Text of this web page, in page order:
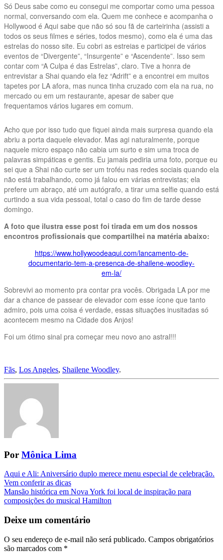
Só Deus sabe como eu consegui me comportar como uma pessoa
normal, conversando com ela. Quem me conhece e acompanha o
Hollywood é Aqui sabe que não só sou fã de carteirinha (assisti a
todos os seus filmes e séries, todos mesmo), como ela é uma das
estrelas do nosso site. Eu cobri as estreias e participei de vários
eventos de “Divergente”, “Insurgente” e “Ascendente”. Isso sem
contar com “A Culpa é das Estrelas”, claro. Tive a honra de
entrevistar a Shai quando ela fez “Adrift” e a encontrei em muitos
tapetes por LA afora, mas nunca tinha cruzado com ela na rua, no
mercado ou em um restaurante, apesar de saber que
frequentamos vários lugares em comum.
Acho que por isso tudo que fiquei ainda mais surpresa quando ela
abriu a porta daquele elevador. Mas agi naturalmente, porque
naquele micro espaço não cabia um surto e sim uma troca de
palavras simpáticas e gentis. Eu jamais pediria uma foto, porque eu
sei que a Shai não curte ser um troféu nas redes sociais quando ela
não está trabalhando, como já falou em várias entrevistas; ela
prefere um abraço, até um autógrafo, a tirar uma selfie quando está
curtindo a sua vida pessoal, total o caso do fim de tarde desse
domingo.
A foto que ilustra esse post foi tirada em um dos nossos
encontros profissionais que compartilhei na matéria abaixo:
https://www.hollywoodeaqui.com/lancamento-de-
documentario-tem-a-presenca-de-shailene-woodley-
em-la/
Sobrevivi ao momento pra contar pra vocês. Obrigada LA por me
dar a chance de passear de elevador com esse ícone que tanto
admiro, pois uma coisa é verdade, essas situações inusitadas só
acontecem mesmo na Cidade dos Anjos!
Foi um ótimo sinal pra começar meu novo ano astral!!!
Fãs, Los Angeles, Shailene Woodley.
Por Mônica Lima
Navegação
da
Postagem
Aqui e Ali: Aniversário duplo merece menu especial de celebração.
Vem conferir as dicas
Mansão histórica em Nova York foi local de inspiração para
composições do musical Hamilton
Deixe um comentário
O seu endereço de e-mail não será publicado. Campos obrigatórios
são marcados com *